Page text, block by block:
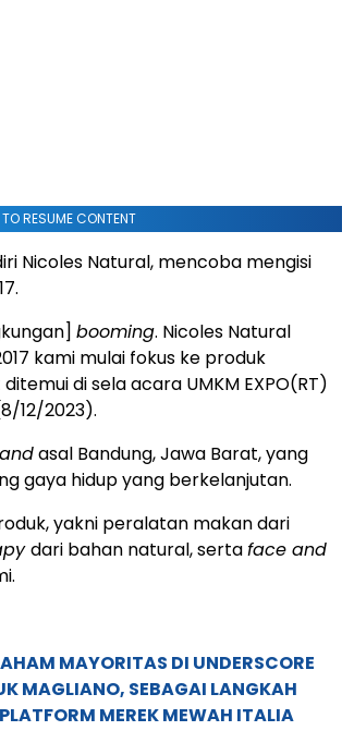
RESUME CONTENT
Nicoles Natural, mencoba mengisi
booming. Nicoles Natural
kami mulai fokus ke produk
di sela acara UMKM EXPO(RT)
12/2023).
asal Bandung, Jawa Barat, yang
gaya hidup yang berkelanjutan.
yakni peralatan makan dari
dari bahan natural, sertaface and
MAYORITAS DI UNDERSCORE
MAGLIANO, SEBAGAI LANGKAH
MEREK MEWAH ITALIA